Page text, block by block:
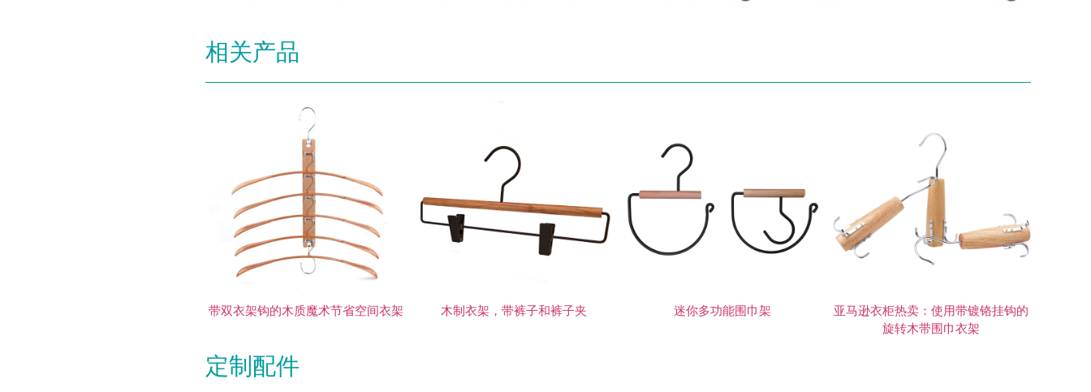
相关产品
带双衣架钩的木质魔术节省空间衣架 木制衣架，带裤子和裤子夹 迷你多功能围巾架
亚马逊衣柜热卖：使用带镀铬挂钩的
旋转木带围巾衣架
定制配件